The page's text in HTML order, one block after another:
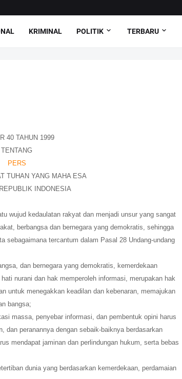
KRIMINAL POLITIK TERBARU
40 TAHUN 1999
TENTANG
PERS
TUHAN YANG MAHA ESA
INDONESIA
wujud kedaulatan rakyat dan menjadi unsur yang sangat
berbangsa dan bernegara yang demokratis, sehingga
sebagaimana tercantum dalam Pasal 28 Undang-undang
dan bernegara yang demokratis, kemerdekaan
nurani dan hak memperoleh informasi, merupakan hak
untuk menegakkan keadilan dan kebenaran, memajukan
bangsa;
massa, penyebar informasi, dan pembentuk opini harus
dan peranannya dengan sebaik-baiknya berdasarkan
mendapat jaminan dan perlindungan hukum, serta bebas
dunia yang berdasarkan kemerdekaan, perdamaian